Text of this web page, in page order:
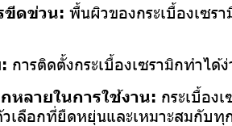
ขีดข่วน: พื้นผิวของกระเบื้องเซร
การติดตั้งกระเบื้องเซรามิกทำไ
หลายในการใช้งาน: กระเบื้อง
เลือกที่ยืดหยุ่นและเหมาะสมกับ